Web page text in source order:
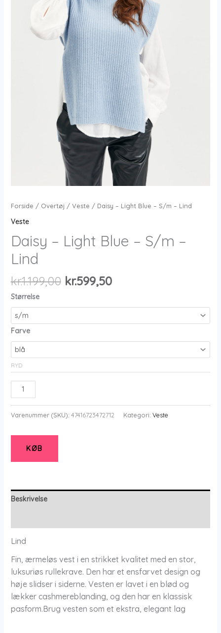
Forside / Overtøj / Veste / Daisy – Light Blue – S/m – Lind
Veste
Daisy – Light Blue – S/m –
Lind
kr.1.199,00 Den
pris
kr.599,50Den
pris
Størrelse
Farve
RYD
Daisy
-
Light
-
-
Varenummer (SKU): 47416723472712 Kategori: Veste
KØB
Beskrivelse
Lind
Fin, ærmeløs vest i en strikket kvalitet med en stor,
luksuriøs rullekrave. Den har et ensfarvet design og
høje slidser i siderne. Vesten er lavet i en blød og
lækker cashmereblanding, og den har en klassisk
pasform.Brug vesten som et ekstra, elegant lag